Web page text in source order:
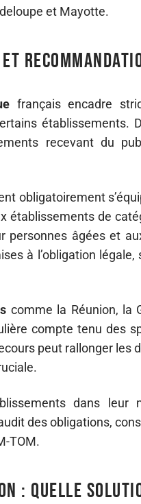
et Mayotte.
français encadre
établissements.
recevant du
obligatoirement
établissements de
personnes âgées et
à l’obligation
comme la Réunion, la
compte tenu des
peut rallonger les
dans leur
des obligations,
TOM.
: quelle